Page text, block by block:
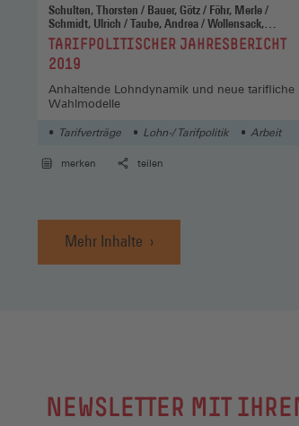
Schulten, Thorsten / Bauer, Götz / Föhr, Merle /
Schmidt, Ulrich / Taube, Andrea / Wollensack,
Monika / Ziouziou, Jasmina
:
TARIFPOLITISCHER JAHRESBERICHT
2019
Anhaltende Lohndynamik und neue tarifliche
Wahlmodelle
Tarifverträge Lohn-/ Tarifpolitik Arbeit
merken teilen
Mehr Inhalte
NEWSLETTER MIT